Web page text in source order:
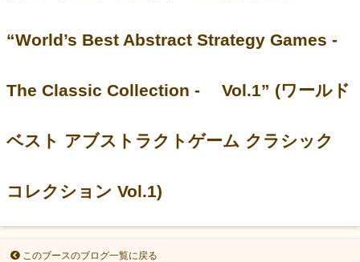
“World’s Best Abstract Strategy Games -
The Classic Collection - Vol.1” (ワールド
ベスト アブストラクトゲーム クラシック
コレクション Vol.1)
このブースのブログ一覧に戻る